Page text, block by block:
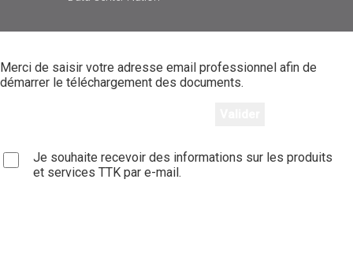
Merci de saisir votre adresse email professionnel afin de
démarrer le téléchargement des documents.
Je souhaite recevoir des informations sur les produits
et services TTK par e-mail.